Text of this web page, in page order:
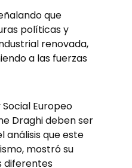
que
políticas y
renovada,
a las fuerzas
Europeo
Draghi deben ser
análisis que este
mostró su
diferentes